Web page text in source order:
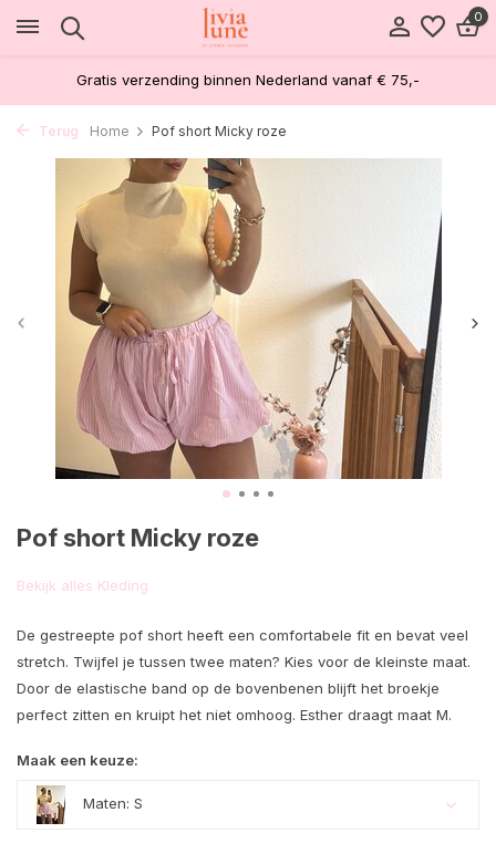
0
Gratis verzending binnen Nederland vanaf € 75,-
Terug Home Pof short Micky roze
Pof short Micky roze
Bekijk alles Kleding
De gestreepte pof short heeft een comfortabele fit en bevat veel
stretch. Twijfel je tussen twee maten? Kies voor de kleinste maat.
Door de elastische band op de bovenbenen blijft het broekje
perfect zitten en kruipt het niet omhoog. Esther draagt maat M.
Maak een keuze:
Maten: S